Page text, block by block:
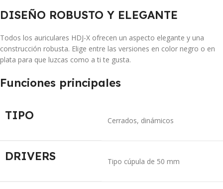
DISEÑO ROBUSTO Y ELEGANTE
Todos los auriculares HDJ-X ofrecen un aspecto elegante y una
construcción robusta. Elige entre las versiones en color negro o en
plata para que luzcas como a ti te gusta.
Funciones principales
TIPO Cerrados, dinámicos
DRIVERS Tipo cúpula de 50 mm